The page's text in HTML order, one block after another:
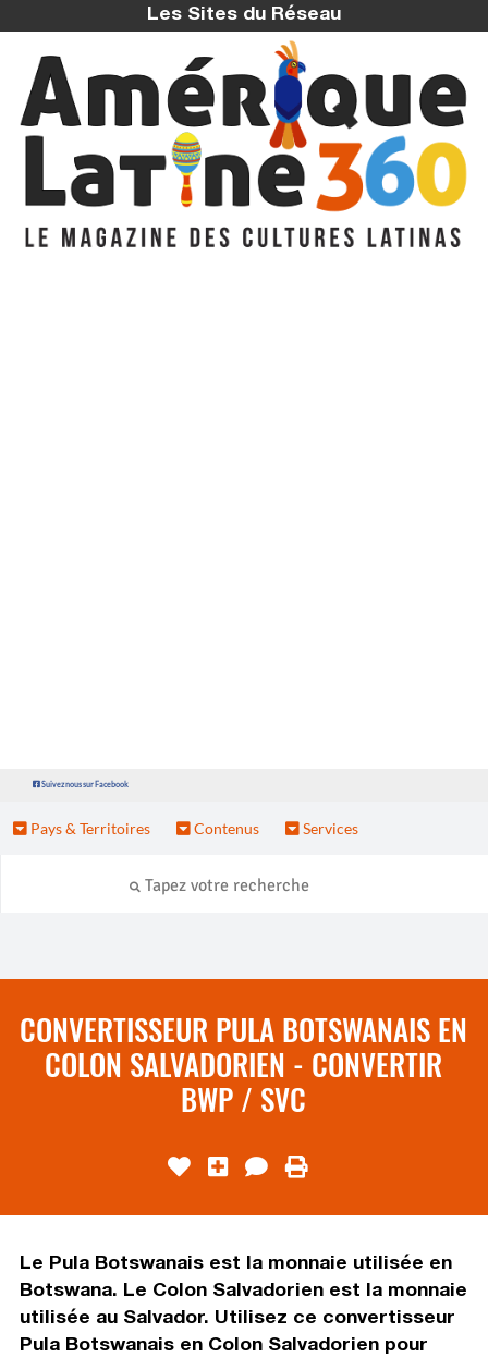
Les Sites du Réseau
Suivez nous sur Facebook
Pays & Territoires Contenus Services
CONVERTISSEUR PULA BOTSWANAIS EN
COLON SALVADORIEN - CONVERTIR
BWP / SVC
Le Pula Botswanais est la monnaie utilisée en
Botswana. Le Colon Salvadorien est la monnaie
utilisée au Salvador. Utilisez ce convertisseur
Pula Botswanais en Colon Salvadorien pour